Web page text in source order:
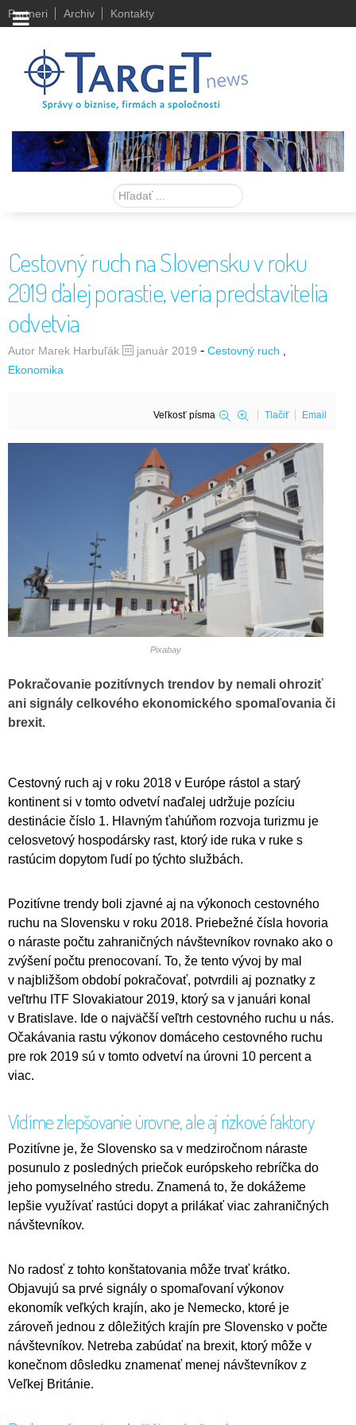
Partneri Archiv Kontakty
Hľadať
Cestovný ruch na Slovensku v roku
2019 ďalej porastie, veria predstavitelia
odvetvia
Autor Marek Harbuľák január 2019 - Cestovný ruch
Ekonomika
Veľkosť písma Tlačiť Email
Pixabay
Pokračovanie pozitívnych trendov by nemali ohroziť
ani signály celkového ekonomického spomaľovania či
brexit.
Cestovný ruch aj v roku 2018 v Európe rástol a starý
kontinent si v tomto odvetví naďalej udržuje pozíciu
destinácie číslo 1. Hlavným ťahúňom rozvoja turizmu je
celosvetový hospodársky rast, ktorý ide ruka v ruke s
rastúcim dopytom ľudí po týchto službách.
Pozitívne trendy boli zjavné aj na výkonoch cestovného
ruchu na Slovensku v roku 2018. Priebežné čísla hovoria
o náraste počtu zahraničných návštevníkov rovnako ako o
zvýšení počtu prenocovaní. To, že tento vývoj by mal
v najbližšom období pokračovať, potvrdili aj poznatky z
veľtrhu ITF Slovakiatour 2019, ktorý sa v januári konal
v Bratislave. Ide o najväčší veľtrh cestovného ruchu u nás.
Očakávania rastu výkonov domáceho cestovného ruchu
pre rok 2019 sú v tomto odvetví na úrovni 10 percent a
viac.
Vidíme zlepšovanie úrovne, ale aj rizkové faktory
Pozitívne je, že Slovensko sa v medziročnom náraste
posunulo z posledných priečok európskeho rebríčka do
jeho pomyselného stredu. Znamená to, že dokážeme
lepšie využívať rastúci dopyt a prilákať viac zahraničných
návštevníkov.
No radosť z tohto konštatovania môže trvať krátko.
Objavujú sa prvé signály o spomaľovaní výkonov
ekonomík veľkých krajín, ako je Nemecko, ktoré je
zároveň jednou z dôležitých krajín pre Slovensko v počte
návštevníkov. Netreba zabúdať na brexit, ktorý môže v
konečnom dôsledku znamenať menej návštevníkov z
Veľkej Británie.